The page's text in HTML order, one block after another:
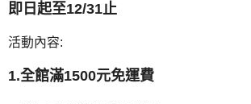
即日起至12/31止
活動內容:
1.全館滿1500元免運費